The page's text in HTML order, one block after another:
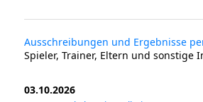
Ausschreibungen und Ergebnisse
Spieler, Trainer, Eltern und sonstige
03.10.2026